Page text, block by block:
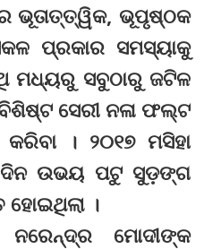
ଭୂତାତ୍ତ୍ୱିକ, ଭୂପୃଷ୍ଠକ
ପ୍ରକାର ସମସ୍ୟାକୁ
ମଧ୍ୟରୁ ସବୁଠାରୁ ଜଟିଳ
ସେରୀ ନଳା ଫଲ୍ଟ
। ୨୦୧୭ ମସିହା
ଦିନ ଉଭୟ ପଟୁ ସୁଡ଼ଙ୍ଗ
।
ନରେନ୍ଦ୍ର ମୋଦୀଙ୍କ